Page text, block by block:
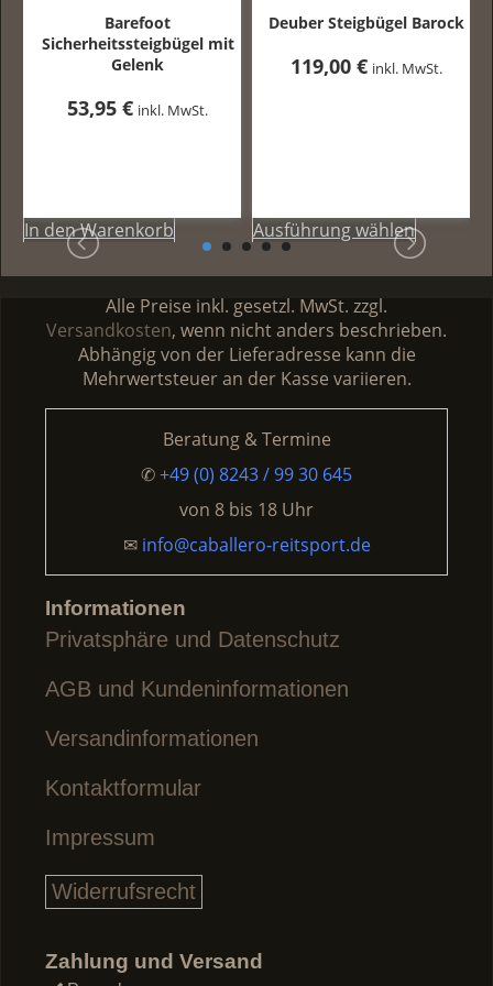
Barefoot
Sicherheitssteigbügel mit
Gelenk
53,95 € inkl. MwSt.
In den Warenkorb
Deuber Steigbügel Barock
119,00 € inkl. MwSt.
Ausführung wählenDieses
Produkt
weist
Alle Preise inkl. gesetzl. MwSt. zzgl.
Versandkosten, wenn nicht anders beschrieben.
Abhängig von der Lieferadresse kann die
Mehrwertsteuer an der Kasse variieren.
Beratung & Termine
✆+49 (0) 8243 / 99 30 645
von 8 bis 18 Uhr
✉ info@caballero-reitsport.de
Informationen
Privatsphäre und Datenschutz
AGB und Kundeninformationen
Versandinformationen
Kontaktformular
Impressum
Widerrufsrecht
Zahlung und Versand